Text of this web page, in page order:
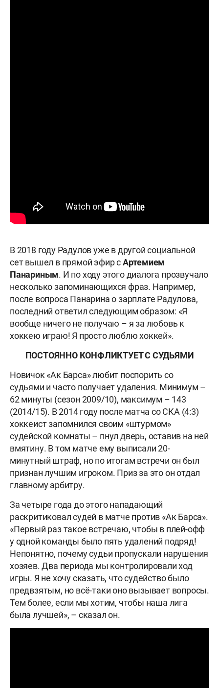
В 2018 году Радулов уже в другой социальной
сет вышел в прямой эфир сАртемием
Панариным. И по ходу этого диалога прозвучало
несколько запоминающихся фраз. Например,
после вопроса Панарина о зарплате Радулова,
последний ответил следующим образом: «Я
вообще ничего не получаю – я за любовь к
хоккею играю! Я просто люблю хоккей».
ПОСТОЯННО КОНФЛИКТУЕТ С СУДЬЯМИ
Новичок «Ак Барса» любит поспорить со
судьями и часто получает удаления. Минимум –
62 минуты (сезон 2009/10), максимум – 143
(2014/15). В 2014 году после матча со СКА (4:3)
хоккеист запомнился своим «штурмом»
судейской комнаты – пнул дверь, оставив на ней
вмятину. В том матче ему выписали 20-
минутный штраф, но по итогам встречи он был
признан лучшим игроком. Приз за это он отдал
главному арбитру.
За четыре года до этого нападающий
раскритиковал судей в матче против «Ак Барса».
«Первый раз такое встречаю, чтобы в плей-офф
у одной команды было пять удалений подряд!
Непонятно, почему судьи пропускали нарушения
хозяев. Два периода мы контролировали ход
игры. Я не хочу сказать, что судейство было
предвзятым, но всё-таки оно вызывает вопросы.
Тем более, если мы хотим, чтобы наша лига
была лучшей», – сказал он.